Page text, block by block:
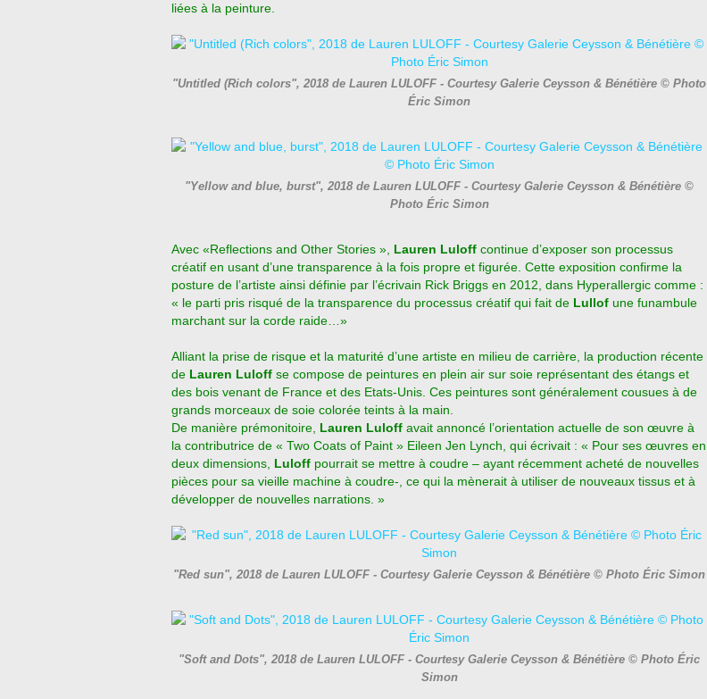
liées à la peinture.
"Untitled (Rich colors", 2018 de Lauren LULOFF - Courtesy Galerie Ceysson & Bénétière © Photo
Éric Simon
"Yellow and blue, burst", 2018 de Lauren LULOFF - Courtesy Galerie Ceysson & Bénétière ©
Photo Éric Simon
Avec «Reflections and Other Stories », Lauren Luloff continue d’exposer son processus
créatif en usant d’une transparence à la fois propre et figurée. Cette exposition confirme la
posture de l’artiste ainsi définie par l’écrivain Rick Briggs en 2012, dans Hyperallergic comme :
« le parti pris risqué de la transparence du processus créatif qui fait de Lullof une funambule
marchant sur la corde raide…»
Alliant la prise de risque et la maturité d’une artiste en milieu de carrière, la production récente
de Lauren Luloff se compose de peintures en plein air sur soie représentant des étangs et
des bois venant de France et des Etats-Unis. Ces peintures sont généralement cousues à de
grands morceaux de soie colorée teints à la main.
De manière prémonitoire, Lauren Luloff avait annoncé l’orientation actuelle de son œuvre à
la contributrice de « Two Coats of Paint » Eileen Jen Lynch, qui écrivait : « Pour ses œuvres en
deux dimensions, Luloff pourrait se mettre à coudre – ayant récemment acheté de nouvelles
pièces pour sa vieille machine à coudre-, ce qui la mènerait à utiliser de nouveaux tissus et à
développer de nouvelles narrations. »
"Red sun", 2018 de Lauren LULOFF - Courtesy Galerie Ceysson & Bénétière © Photo Éric Simon
"Soft and Dots", 2018 de Lauren LULOFF - Courtesy Galerie Ceysson & Bénétière © Photo Éric
Simon